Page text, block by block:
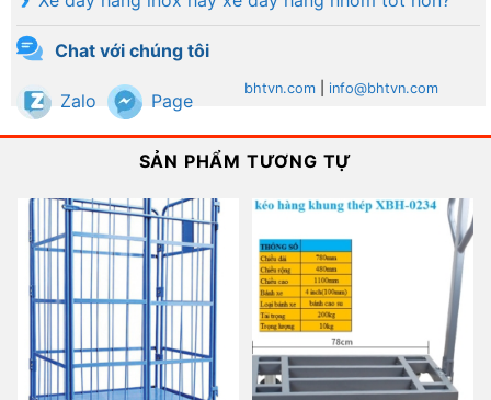
Chat với chúng tôi
Zalo Page
bhtvn.com info@bhtvn.com
SẢN PHẨM TƯƠNG TỰ